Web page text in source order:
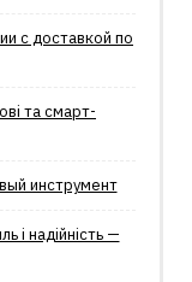
с доставкой по
та смарт-
инструмент
і надійність —